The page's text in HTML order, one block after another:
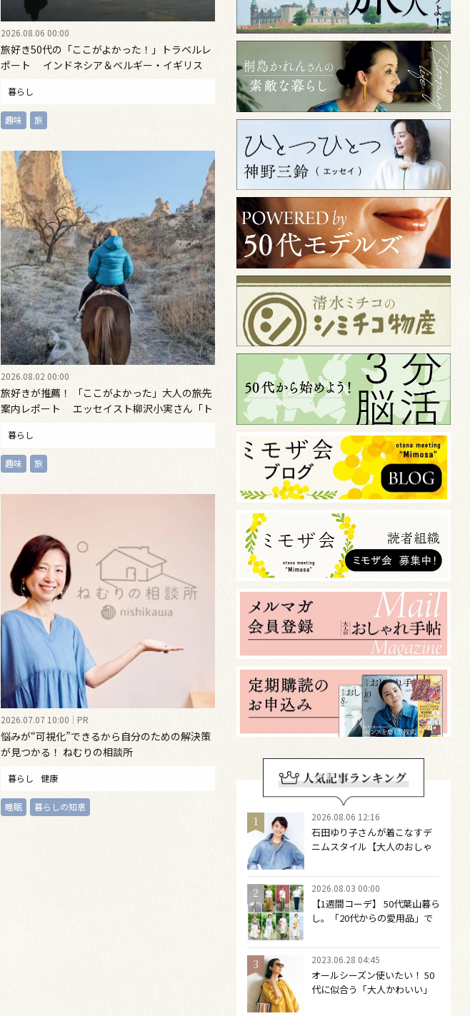
2026.08.06 00:00
旅好き50代の「ここがよかった！」トラベルレ
ポート インドネシア＆ベルギー・イギリス
暮らし
趣味 旅
2026.08.02 00:00
旅好きが推薦！ 「ここがよかった」大人の旅先
案内レポート エッセイスト柳沢小実さん「ト
暮らし
趣味 旅
2026.07.07 10:00 PR
悩みが“可視化”できるから自分のための解決策
が見つかる！ ねむりの相談所
暮らし 健康
睡眠 暮らしの知恵
2026.08.06 12:16
石田ゆり子さんが着こなすデ
ニムスタイル【大人のおしゃ
どファッションは自由になる
2026.08.03 00:00
【1週間コーデ】 50代葉山暮ら
し。「20代からの愛用品」で
～ 桐野恵美さん #022 Emi
Kirino～
2023.06.28 04:45
オールシーズン使いたい！ 50
代に似合う「大人かわいい」